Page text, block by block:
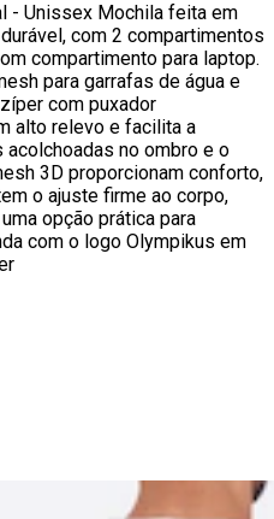
- Unissex Mochila feita em
com 2 compartimentos
compartimento para laptop.
para garrafas de água e
com puxador
alto relevo e facilita a
acolchoadas no ombro e o
3D proporcionam conforto,
o ajuste firme ao corpo,
opção prática para
com o logo Olympikus em